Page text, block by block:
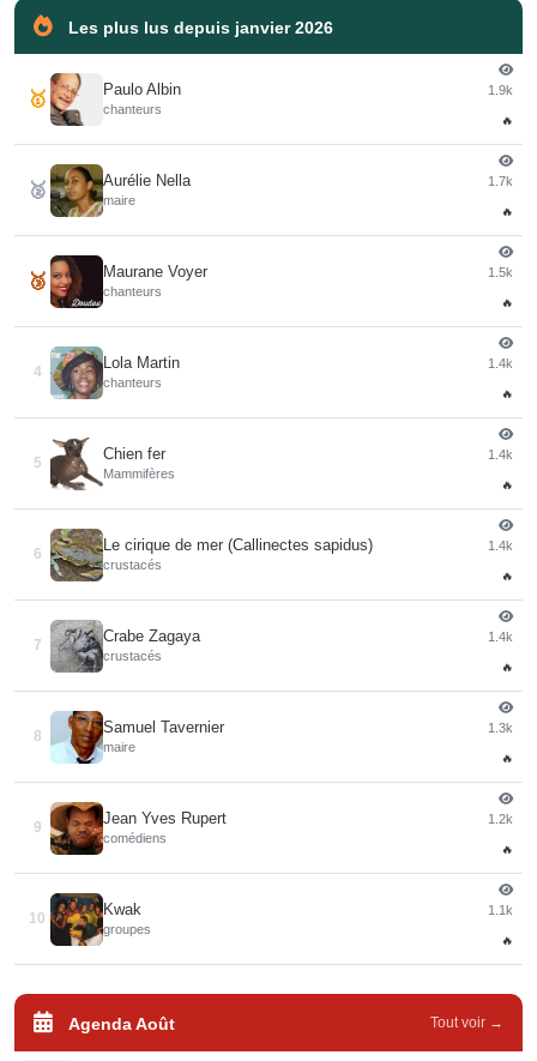
Les plus lus depuis janvier 2026
🥇 Paulo Albin
chanteurs
1.9k
🔥
🥈 Aurélie Nella
maire
1.7k
🔥
🥉 Maurane Voyer
chanteurs
1.5k
🔥
4
Lola Martin
chanteurs
1.4k
🔥
5
Chien fer
Mammifères
1.4k
🔥
6
Le cirique de mer (Callinectes sapidus)
crustacés
1.4k
🔥
7
Crabe Zagaya
crustacés
1.4k
🔥
8
Samuel Tavernier
maire
1.3k
🔥
9
Jean Yves Rupert
comédiens
1.2k
🔥
10
Kwak
groupes
1.1k
🔥
Agenda Août Tout voir →